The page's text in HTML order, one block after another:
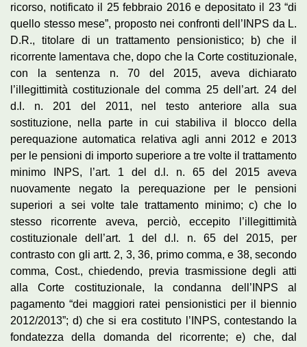
ricorso, notificato il 25 febbraio 2016 e depositato il 23 “di
quello stesso mese”, proposto nei confronti dell’INPS da L.
D.R., titolare di un trattamento pensionistico; b) che il
ricorrente lamentava che, dopo che la Corte costituzionale,
con la sentenza n. 70 del 2015, aveva dichiarato
l’illegittimità costituzionale del comma 25 dell’art. 24 del
d.l. n. 201 del 2011, nel testo anteriore alla sua
sostituzione, nella parte in cui stabiliva il blocco della
perequazione automatica relativa agli anni 2012 e 2013
per le pensioni di importo superiore a tre volte il trattamento
minimo INPS, l’art. 1 del d.l. n. 65 del 2015 aveva
nuovamente negato la perequazione per le pensioni
superiori a sei volte tale trattamento minimo; c) che lo
stesso ricorrente aveva, perciò, eccepito l’illegittimità
costituzionale dell’art. 1 del d.l. n. 65 del 2015, per
contrasto con gli artt. 2, 3, 36, primo comma, e 38, secondo
comma, Cost., chiedendo, previa trasmissione degli atti
alla Corte costituzionale, la condanna dell’INPS al
pagamento “dei maggiori ratei pensionistici per il biennio
2012/2013”; d) che si era costituto l’INPS, contestando la
fondatezza della domanda del ricorrente; e) che, dal